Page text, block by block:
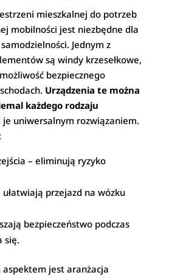
mieszkalnej do potrzeb
mobilności jest niezbędne dla
Jednym z
są windy krzesełkowe,
bezpiecznego
Urządzenia te można
każdego rodzaju
je uniwersalnym rozwiązaniem.
– eliminują ryzyko
ułatwiają przejazd na wózku
bezpieczeństwo podczas
się.
jest aranżacja